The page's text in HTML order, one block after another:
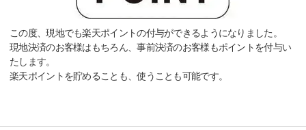
この度、現地でも楽天ポイントの付与ができるようになりました。
現地決済のお客様はもちろん、事前決済のお客様もポイントを付与い
たします。
楽天ポイントを貯めることも、使うことも可能です。